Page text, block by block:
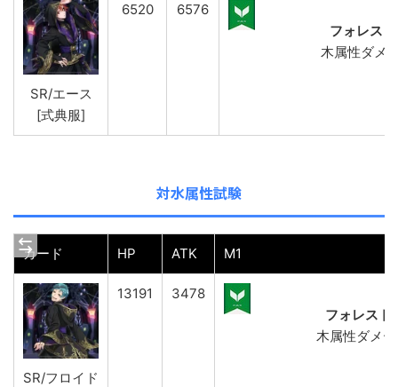
SR/エース
[式典服]
6520
6576
フォレス
木属性ダメ
対水属性試験
カード HP ATK M1
SR/フロイド
13191
3478
フォレスト
木属性ダメ